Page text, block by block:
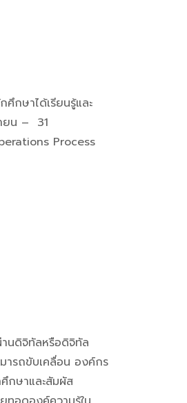
กษาได้เรียนรู้และ
ยน – 31
Process
นดิจิทัลหรือดิจิทัล
ารถขับเคลื่อน องค์กร
กษาและสัมผัส